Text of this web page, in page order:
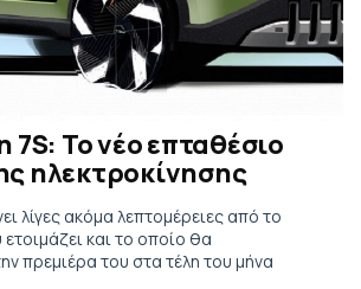
7S: Το νέο επταθέσιο
ηλεκτροκίνησης
λίγες ακόμα λεπτομέρειες από το
και το οποίο θα
πρεμιέρα του στα τέλη του μήνα